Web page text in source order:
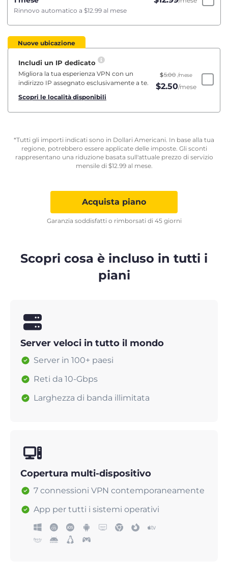
Rinnovo automatico a $12.99 al mese
Nuove ubicazione
Includi un IP dedicato
Migliora la tua esperienza VPN con un
indirizzo IP assegnato esclusivamente a te.
Scopri le località disponibili
$5.00 /mese
$2.50/mese
*Tutti gli importi indicati sono in Dollari Americani. In base alla tua
regione, potrebbero essere applicate delle imposte. Gli sconti
rappresentano una riduzione basata sull'attuale prezzo di servizio
mensile di $12.99al mese.
Acquista piano
Garanzia soddisfatti o rimborsati di 45 giorni
Scopri cosa è incluso in tutti i
piani
Server veloci in tutto il mondo
Server in 100+ paesi
Reti da 10-Gbps
Larghezza di banda illimitata
Copertura multi-dispositivo
7 connessioni VPN contemporaneamente
App per tutti i sistemi operativi